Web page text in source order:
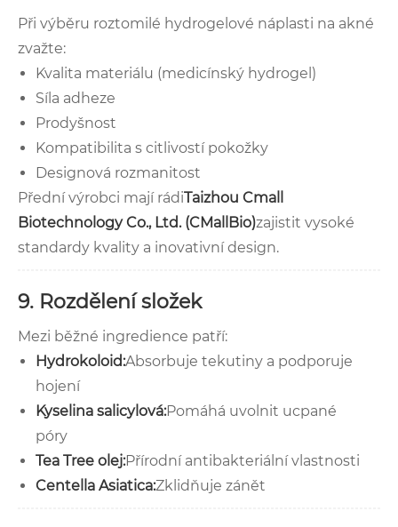
Při výběru roztomilé hydrogelové náplasti na akné
zvažte:
Kvalita materiálu (medicínský hydrogel)
Síla adheze
Prodyšnost
Kompatibilita s citlivostí pokožky
Designová rozmanitost
Přední výrobci mají rádiTaizhou Cmall
Biotechnology Co., Ltd. (CMallBio)zajistit vysoké
standardy kvality a inovativní design.
9. Rozdělení složek
Mezi běžné ingredience patří:
Hydrokoloid:Absorbuje tekutiny a podporuje
hojení
Kyselina salicylová:Pomáhá uvolnit ucpané
póry
Tea Tree olej:Přírodní antibakteriální vlastnosti
Centella Asiatica:Zklidňuje zánět